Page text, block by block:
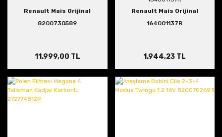
Renault Mais Orijinal
8200730589
11.999,00 TL
Renault Mais Orijinal
164001137R
1.944,23 TL